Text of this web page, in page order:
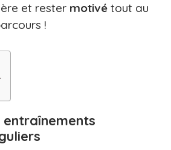
et rester motivé tout au
!